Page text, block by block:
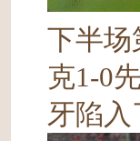
下半场
克1-0
牙陷入